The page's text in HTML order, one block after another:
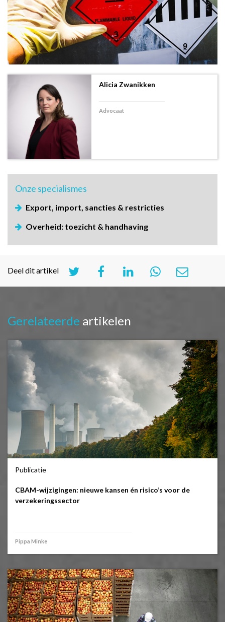
Alicia Zwanikken
Advocaat
Onze specialismes
Export, import, sancties & restricties
Overheid: toezicht & handhaving
Deel dit artikel
Gerelateerde artikelen
Publicatie
CBAM-wijzigingen: nieuwe kansen én risico’s voor de
verzekeringssector
Pippa Minke